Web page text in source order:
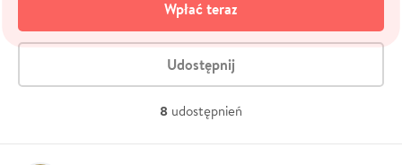
Wpłać teraz
Udostępnij
8 udostępnień